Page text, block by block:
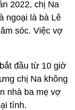
2022, chị Na
ngoại là bà Lê
sóc. Việc vợ
đầu từ 10 giờ
chị Na không
nhà ba mẹ vợ
tình.